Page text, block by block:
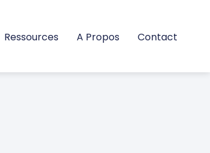
Ressources A Propos Contact